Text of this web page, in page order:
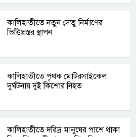
কালিহাতীতে নতুন সেতু নির্মাণের
ভিত্তিপ্রস্তর স্থাপন
কালিহাতীতে পৃথক মোটরসাইকেল
দুর্ঘটনায় দুই কিশোর নিহত
কালিহাতীতে দরিদ্র মানুষের পাশে থাকা